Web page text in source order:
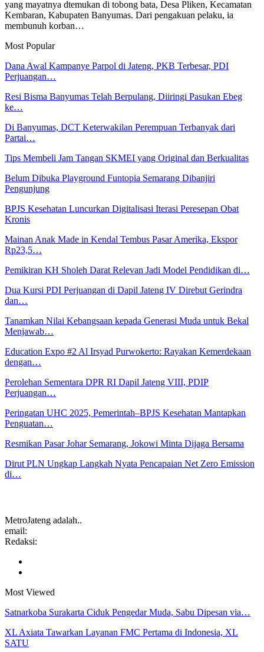
yang mayatnya dtemukan di tobong bata, Desa Pliken, Kecamatan
Kembaran, Kabupaten Banyumas. Dari pengakuan pelaku, ia
membunuh korban…
Most Popular
Dana Awal Kampanye Parpol di Jateng, PKB Terbesar, PDI
Perjuangan…
Resi Bisma Banyumas Telah Berpulang, Diiringi Pasukan Ebeg
ke…
Di Banyumas, DCT Keterwakilan Perempuan Terbanyak dari
Partai…
Tips Membeli Jam Tangan SKMEI yang Original dan Berkualitas
Belum Dibuka Playground Funtopia Semarang Dibanjiri
Pengunjung
BPJS Kesehatan Luncurkan Digitalisasi Iterasi Peresepan Obat
Kronis
Mainan Anak Made in Kendal Tembus Pasar Amerika, Ekspor
Rp23,5…
Pemikiran KH Sholeh Darat Relevan Jadi Model Pendidikan di…
Dua Kursi PDI Perjuangan di Dapil Jateng IV Direbut Gerindra
dan…
Tanamkan Nilai Kebangsaan kepada Generasi Muda untuk Bekal
Menjawab…
Education Expo #2 Al Irsyad Purwokerto: Rayakan Kemerdekaan
dengan…
Perolehan Sementara DPR RI Dapil Jateng VIII, PDIP
Perjuangan…
Peringatan UHC 2025, Pemerintah–BPJS Kesehatan Mantapkan
Penguatan…
Resmikan Pasar Johar Semarang, Jokowi Minta Dijaga Bersama
Dirut PLN Ungkap Langkah Nyata Pencapaian Net Zero Emission
di…
MetroJateng adalah..
email:
Redaksi:
Most Viewed
Satnarkoba Surakarta Ciduk Pengedar Muda, Sabu Dipesan via…
XL Axiata Tawarkan Layanan FMC Pertama di Indonesia, XL
SATU